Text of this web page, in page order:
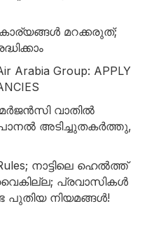
മറക്കരുത്;
Arabia Group: APPLY
വാതിൽ
അടിച്ചുതകർത്തു,
നാട്ടിലെ ഹെൽത്ത്
പ്രവാസികൾ
പുതിയ നിയമങ്ങൾ!